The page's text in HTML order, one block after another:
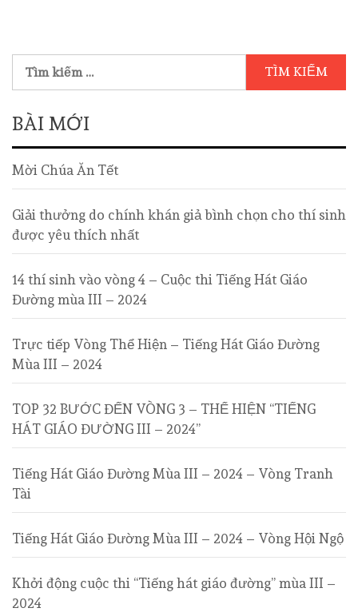
BÀI MỚI
Mời Chúa Ăn Tết
Giải thưởng do chính khán giả bình chọn cho thí sinh
được yêu thích nhất
14 thí sinh vào vòng 4 – Cuộc thi Tiếng Hát Giáo
Đường mùa III – 2024
Trực tiếp Vòng Thể Hiện – Tiếng Hát Giáo Đường
Mùa III – 2024
TOP 32 BƯỚC ĐẾN VÒNG 3 – THỂ HIỆN “TIẾNG
HÁT GIÁO ĐƯỜNG III – 2024”
Tiếng Hát Giáo Đường Mùa III – 2024 – Vòng Tranh
Tài
Tiếng Hát Giáo Đường Mùa III – 2024 – Vòng Hội Ngộ
Khởi động cuộc thi “Tiếng hát giáo đường” mùa III –
2024